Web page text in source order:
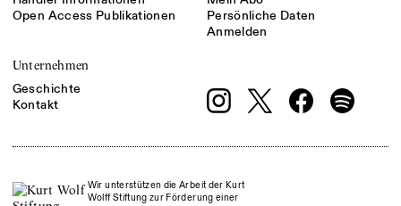
Open Access Publikationen
Persönliche Daten
Anmelden
Unternehmen
Geschichte
Kontakt
Wir unterstützen die Arbeit der Kurt
Wolff Stiftung zur Förderung einer